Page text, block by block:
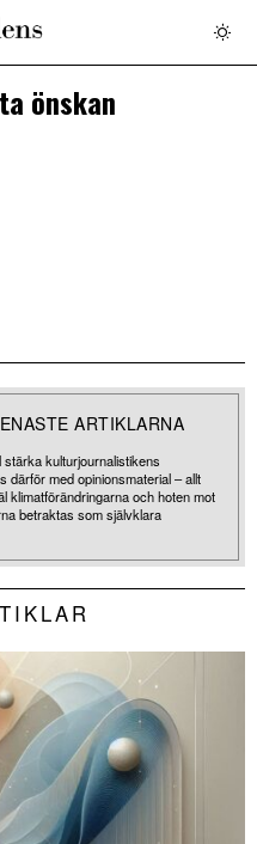
önskan
ARTIKLARNA
kulturjournalistikens
därför med opinionsmaterial – allt
klimatförändringarna och hoten mot
betraktas som självklara